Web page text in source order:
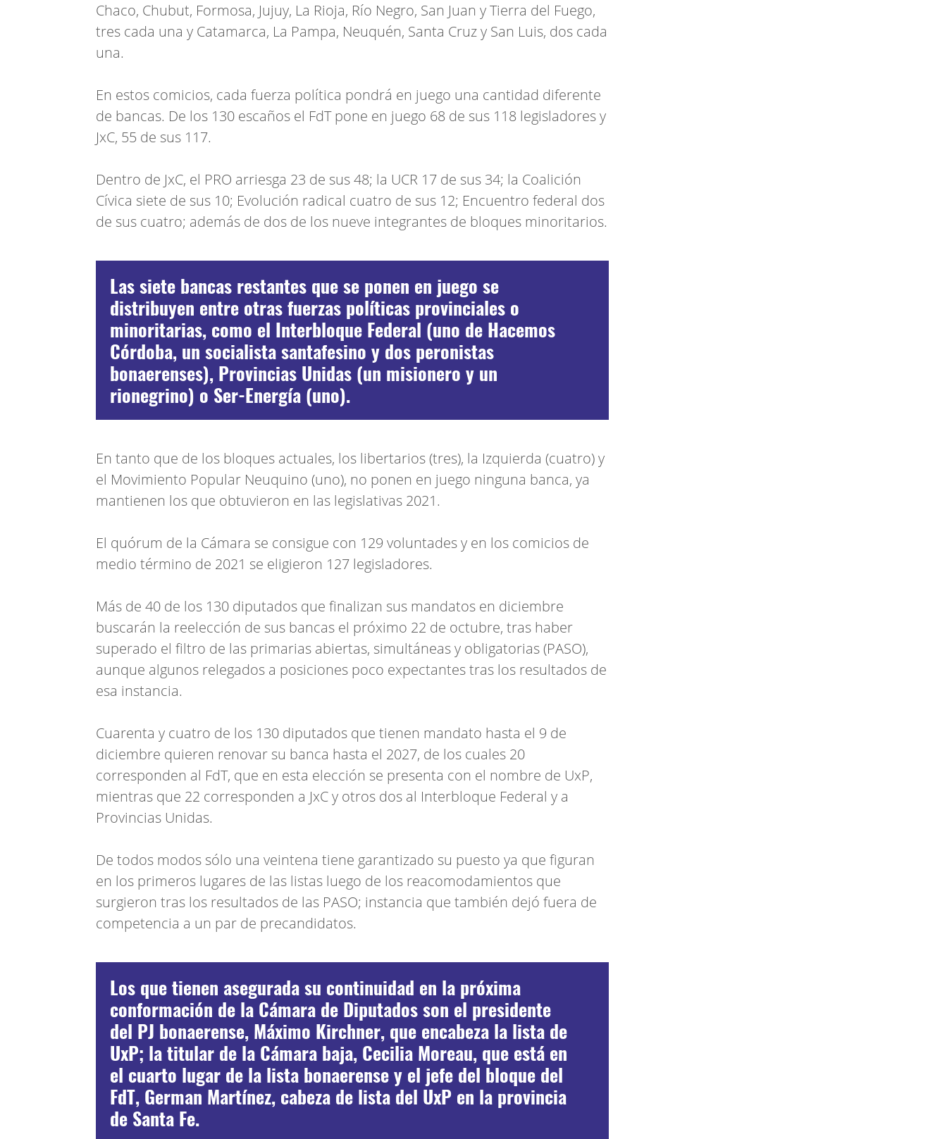
Chaco, Chubut, Formosa, Jujuy, La Rioja, Río Negro, San Juan y Tierra del Fuego,
tres cada una y Catamarca, La Pampa, Neuquén, Santa Cruz y San Luis, dos cada
una.
En estos comicios, cada fuerza política pondrá en juego una cantidad diferente
de bancas. De los 130 escaños el FdT pone en juego 68 de sus 118 legisladores y
JxC, 55 de sus 117.
Dentro de JxC, el PRO arriesga 23 de sus 48; la UCR 17 de sus 34; la Coalición
Cívica siete de sus 10; Evolución radical cuatro de sus 12; Encuentro federal dos
de sus cuatro; además de dos de los nueve integrantes de bloques minoritarios.
Las siete bancas restantes que se ponen en juego se
distribuyen entre otras fuerzas políticas provinciales o
minoritarias, como el Interbloque Federal (uno de Hacemos
Córdoba, un socialista santafesino y dos peronistas
bonaerenses), Provincias Unidas (un misionero y un
rionegrino) o Ser-Energía (uno).
En tanto que de los bloques actuales, los libertarios (tres), la Izquierda (cuatro) y
el Movimiento Popular Neuquino (uno), no ponen en juego ninguna banca, ya
mantienen los que obtuvieron en las legislativas 2021.
El quórum de la Cámara se consigue con 129 voluntades y en los comicios de
medio término de 2021 se eligieron 127 legisladores.
Más de 40 de los 130 diputados que finalizan sus mandatos en diciembre
buscarán la reelección de sus bancas el próximo 22 de octubre, tras haber
superado el filtro de las primarias abiertas, simultáneas y obligatorias (PASO),
aunque algunos relegados a posiciones poco expectantes tras los resultados de
esa instancia.
Cuarenta y cuatro de los 130 diputados que tienen mandato hasta el 9 de
diciembre quieren renovar su banca hasta el 2027, de los cuales 20
corresponden al FdT, que en esta elección se presenta con el nombre de UxP,
mientras que 22 corresponden a JxC y otros dos al Interbloque Federal y a
Provincias Unidas.
De todos modos sólo una veintena tiene garantizado su puesto ya que figuran
en los primeros lugares de las listas luego de los reacomodamientos que
surgieron tras los resultados de las PASO; instancia que también dejó fuera de
competencia a un par de precandidatos.
Los que tienen asegurada su continuidad en la próxima
conformación de la Cámara de Diputados son el presidente
del PJ bonaerense, Máximo Kirchner, que encabeza la lista de
UxP; la titular de la Cámara baja, Cecilia Moreau, que está en
el cuarto lugar de la lista bonaerense y el jefe del bloque del
FdT, German Martínez, cabeza de lista del UxP en la provincia
de Santa Fe.